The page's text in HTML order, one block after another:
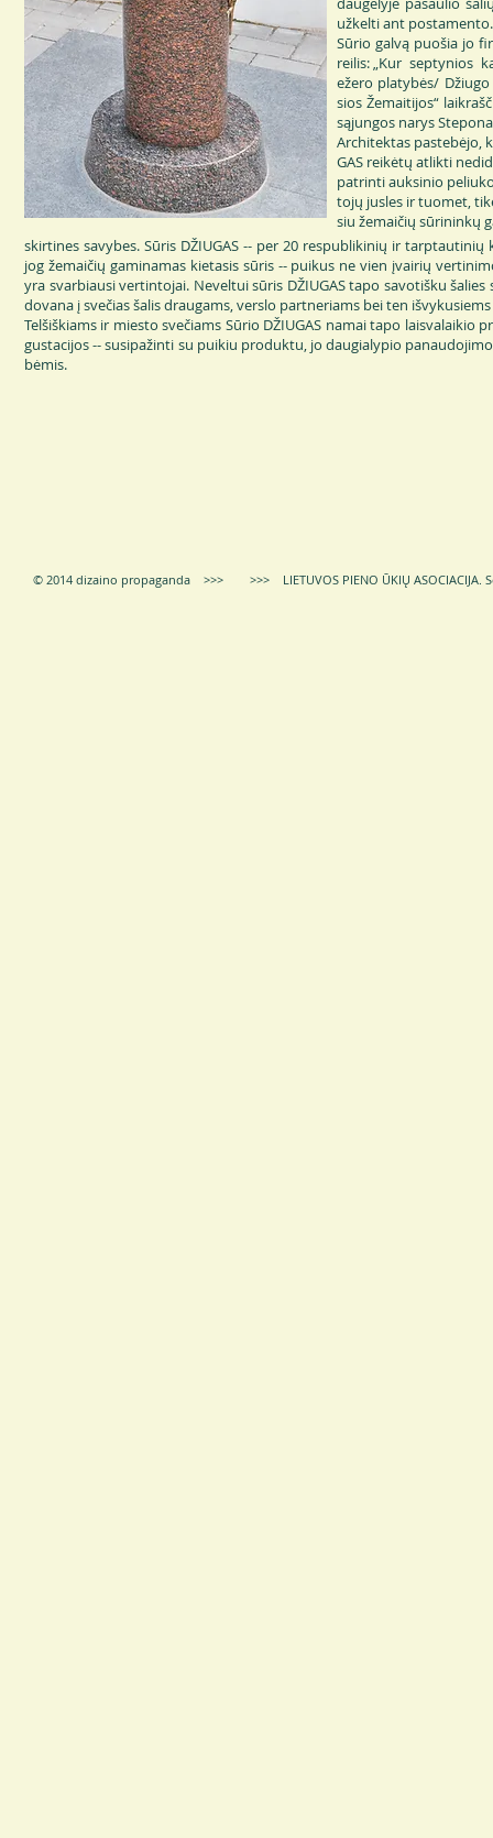
už­kel­ti ant pos­ta­men­to.
Sū­rio gal­vą puo­šia jo
rei­lis: „Kur sep­ty­nios
eže­ro pla­ty­bės/
sios Že­mai­ti­jos“
są­jun­gos na­rys
Ar­chi­tek­tas pas­te­bė­jo,
GAS rei­kė­tų at­lik­ti
patrin­ti auk­si­nio
to­jų jus­les ir tuo­met,
siu že­mai­čių sū­ri­nin­kų
skirti­nes sa­vy­bes. Sū­ris DŽIU­GAS -- per 20 res­pub­li­ki­nių ir
jog že­mai­čių ga­mi­na­mas kie­ta­sis sū­ris -- pui­kus ne vien įvai­rių
yra svar­biau­si ver­tin­to­jai. Ne­vel­tui sū­ris DŽIU­GAS ta­po sa­vo­tiš­ku
do­va­na į sve­čias ša­lis drau­gams, vers­lo part­ne­riams bei ten
Tel­šiš­kiams ir mies­to sve­čiams Sū­rio DŽIU­GAS na­mai ta­po
gus­ta­ci­jos -- su­si­pa­žin­ti su pui­kiu pro­duk­tu, jo dau­gia­ly­pio
bė­mis.
© 2014 dizaino propaganda >>> >>> LIETUVOS PIENO ŪKIŲ ASOCIACIJA.